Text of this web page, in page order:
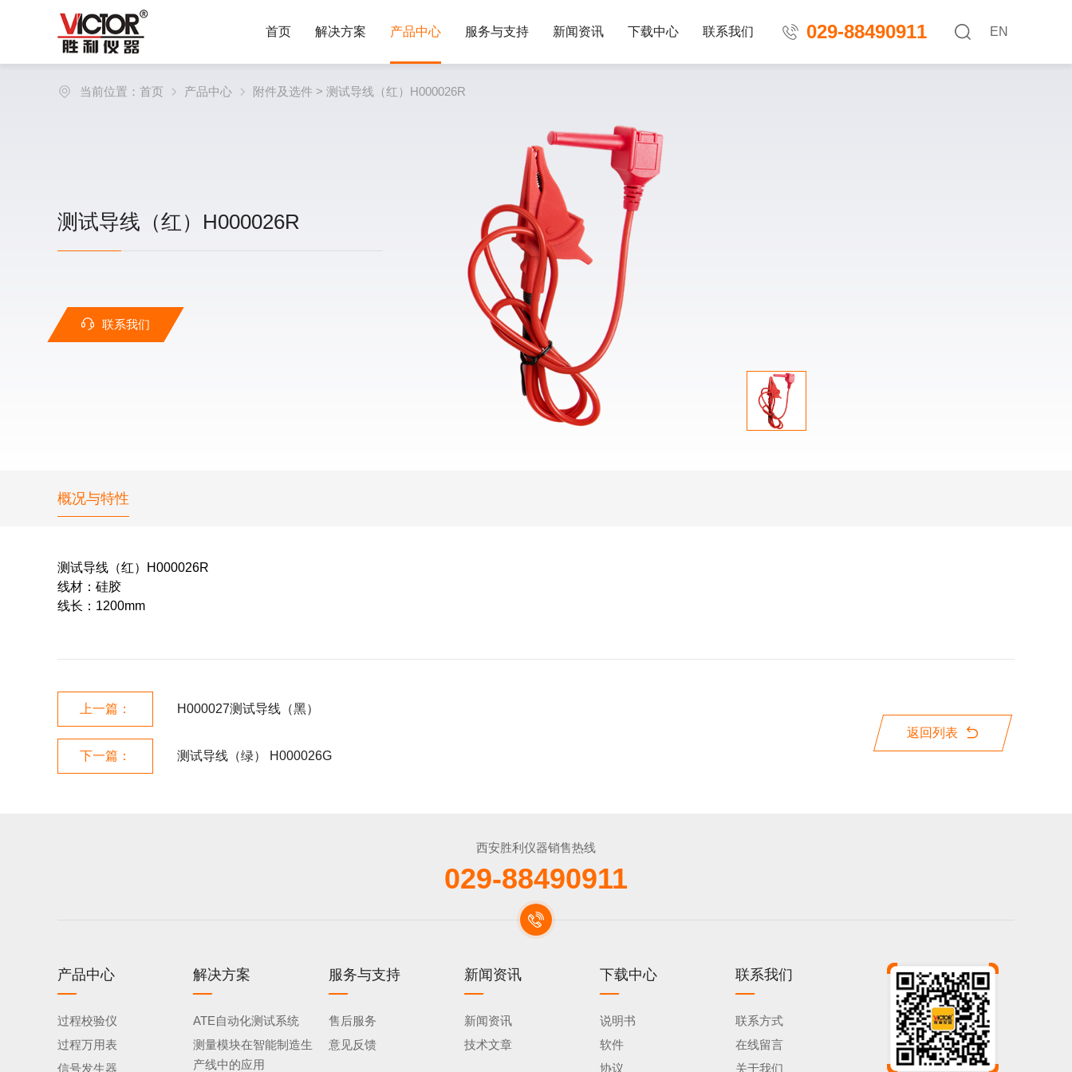
EN
029-88490911
首页 解决方案 产品中心 服务与支持 新闻资讯 下载中心 联系我们
当前位置： 首页 产品中心 附件及选件 > 测试导线（红）H000026R
测试导线（红）H000026R
联系我们
概况与特性
测试导线（红）
H000026R
线材：硅胶
线长：1200mm
上一篇： H000027测试导线（黑）
下一篇： 测试导线（绿） H000026G
返回列表
西安胜利仪器销售热线
029-88490911
产品中心
过程校验仪
过程万用表
信号发生器
解决方案
ATE自动化测试系统
测量模块在智能制造生
产线中的应用
服务与支持
售后服务
意见反馈
新闻资讯
新闻资讯
技术文章
下载中心
说明书
软件
协议
联系我们
联系方式
在线留言
关于我们